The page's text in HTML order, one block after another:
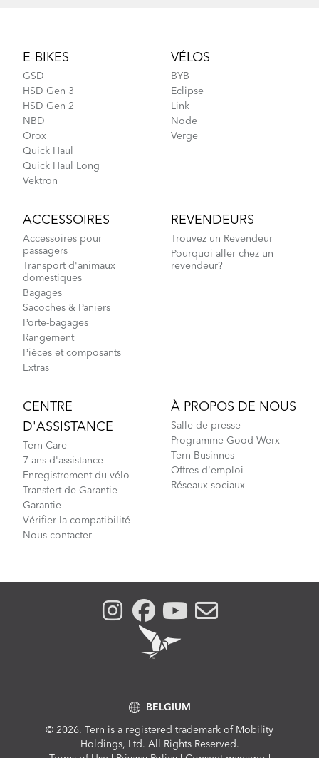
E-BIKES
GSD
HSD Gen 3
HSD Gen 2
NBD
Orox
Quick Haul
Quick Haul Long
Vektron
VÉLOS
BYB
Eclipse
Link
Node
Verge
ACCESSOIRES
Accessoires pour
passagers
Transport d'animaux
domestiques
Bagages
Sacoches & Paniers
Porte-bagages
Rangement
Pièces et composants
Extras
REVENDEURS
Trouvez un Revendeur
Pourquoi aller chez un
revendeur?
CENTRE
D'ASSISTANCE
Tern Care
7 ans d'assistance
Enregistrement du vélo
Transfert de Garantie
Garantie
Vérifier la compatibilité
Nous contacter
À PROPOS DE NOUS
Salle de presse
Programme Good Werx
Tern Businnes
Offres d'emploi
Réseaux sociaux
© 2026. Tern is a registered trademark of Mobility
Holdings, Ltd. All Rights Reserved.
BELGIUM